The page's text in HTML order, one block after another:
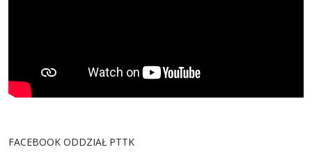
FACEBOOK ODDZIAŁ PTTK